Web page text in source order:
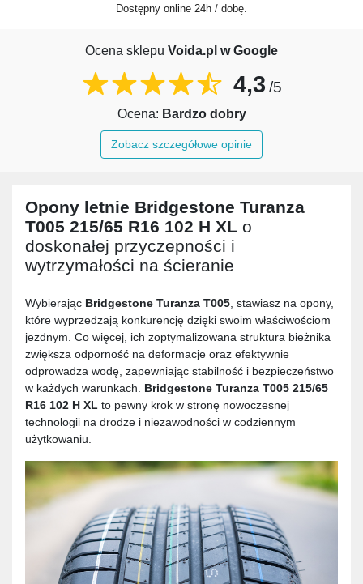
Dostępny online 24h / dobę.
Ocena sklepu Voida.pl w Google
4,3 /5
Ocena: Bardzo dobry
Zobacz szczegółowe opinie
Opony letnie Bridgestone Turanza
T005 215/65 R16 102 H XL o
doskonałej przyczepności i
wytrzymałości na ścieranie
Wybierając Bridgestone Turanza T005, stawiasz na opony,
które wyprzedzają konkurencję dzięki swoim właściwościom
jezdnym. Co więcej, ich zoptymalizowana struktura bieżnika
zwiększa odporność na deformacje oraz efektywnie
odprowadza wodę, zapewniając stabilność i bezpieczeństwo
w każdych warunkach. Bridgestone Turanza T005 215/65
R16 102 H XL to pewny krok w stronę nowoczesnej
technologii na drodze i niezawodności w codziennym
użytkowaniu.